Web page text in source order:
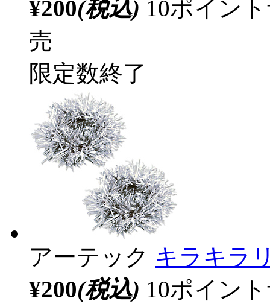
¥200(税込) 10ポイン
売
限定数終了
アーテック キラキラ
¥200(税込) 10ポイン